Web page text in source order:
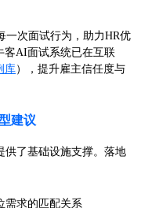
一次面试行为，助力HR优
客AI面试系统已在互联
库），提升雇主信任度与
建议
供了基础设施支撑。落地
需求的匹配关系